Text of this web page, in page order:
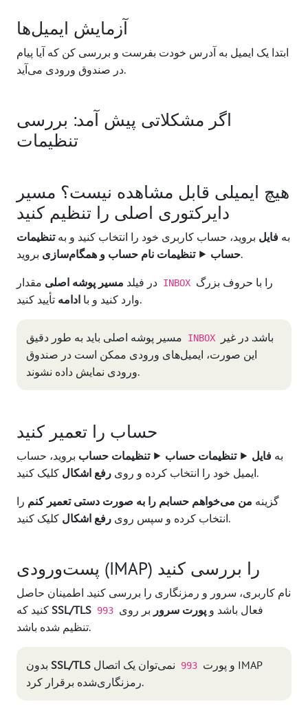
آزمایش ایمیل‌ها
ابتدا یک ایمیل به آدرس خودت بفرست و بررسی کن که آیا پیام
در صندوق ورودی می‌آید.
اگر مشکلاتی پیش آمد: بررسی
تنظیمات
هیچ ایمیلی قابل مشاهده نیست؟ مسیر
دایرکتوری اصلی را تنظیم کنید
به فایل بروید، حساب کاربری خود را انتخاب کنید و بهتنظیمات
حساب ⯈تنظیمات نام حساب و همگام‌سازی بروید.
در فیلد مسیر پوشه اصلی INBOX
وارد کنید و با ادامه تأیید کنید.
INBOX
این صورت، ایمیل‌های ورودی ممکن است در صندوق
ورودی نمایش داده نشوند.
حساب را تعمیر کنید
به فایل ⯈تنظیمات حساب ⯈تنظیمات حساب بروید، حساب
ایمیل خود را انتخاب کرده و روی رفع اشکال کلیک کنید.
گزینه من می‌خواهم حسابم را به صورت دستی تعمیر کنم را
انتخاب کرده و سپس روی رفع اشکال کلیک کنید.
پست‌ورودی (IMAP) را بررسی کنید
نام کاربری، سرور و رمزنگاری را بررسی کنید. اطمینان حاصل
SSL/TLS فعال باشد و پورت سرور بر روی 993
تنظیم شده باشد.
SSL/TLS و پورت 993
نمی‌توان یک اتصال IMAP
رمزنگاری‌شده برقرار کرد.